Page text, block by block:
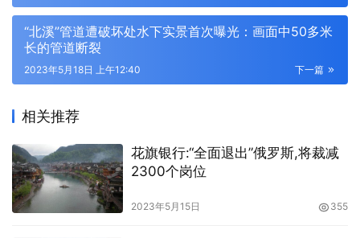
“北溪”管道遭破坏处水下实景首次曝光：画面中50多米
长的管道断裂
下一篇
2023年5月18日 上午12:40
相关推荐
花旗银行:“全面退出”俄罗斯,将裁减
2300个岗位
2023年5月15日 355